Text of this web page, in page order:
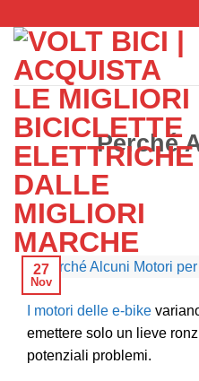
contenuti
Perché
27
Nov
I motori delle e-bike
emettere solo un lieve
potenziali problemi.